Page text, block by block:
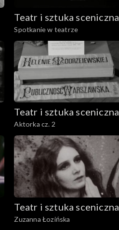
Teatr i sztuka sceniczna
Spotkanie w teatrze
Teatr i sztuka sceniczna
Aktorka cz. 2
Teatr i sztuka sceniczna
Zuzanna Łozińska